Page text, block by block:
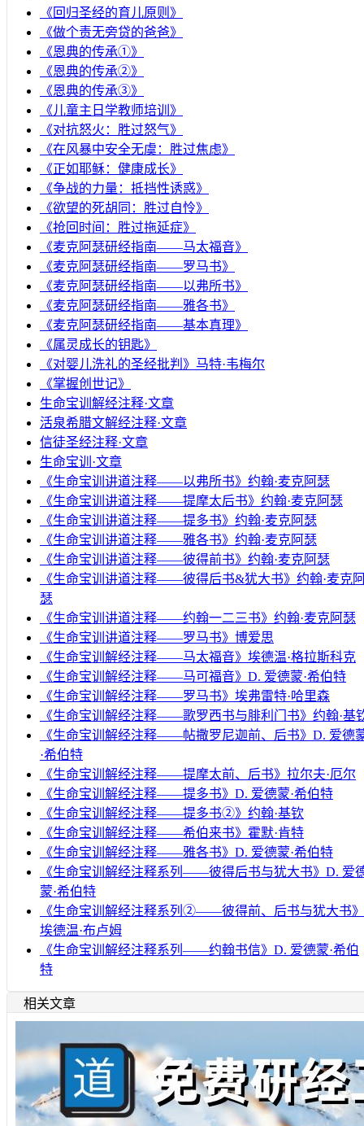
《回归圣经的育儿原则》
《做个责无旁贷的爸爸》
《恩典的传承①》
《恩典的传承②》
《恩典的传承③》
《儿童主日学教师培训》
《对抗怒火：胜过怒气》
《在风暴中安全无虞：胜过焦虑》
《正如耶稣：健康成长》
《争战的力量：抵挡性诱惑》
《欲望的死胡同：胜过自怜》
《抢回时间：胜过拖延症》
《麦克阿瑟研经指南——马太福音》
《麦克阿瑟研经指南——罗马书》
《麦克阿瑟研经指南——以弗所书》
《麦克阿瑟研经指南——雅各书》
《麦克阿瑟研经指南——基本真理》
《属灵成长的钥匙》
《对婴儿洗礼的圣经批判》马特·韦梅尔
《掌握创世记》
生命宝训解经注释·文章
活泉希腊文解经注释·文章
信徒圣经注释·文章
生命宝训·文章
《生命宝训讲道注释——以弗所书》约翰·麦克阿瑟
《生命宝训讲道注释——提摩太后书》约翰·麦克阿瑟
《生命宝训讲道注释——提多书》约翰·麦克阿瑟
《生命宝训讲道注释——雅各书》约翰·麦克阿瑟
《生命宝训讲道注释——彼得前书》约翰·麦克阿瑟
《生命宝训讲道注释——彼得后书&犹大书》约翰·麦克
瑟
《生命宝训讲道注释——约翰一二三书》约翰·麦克阿瑟
《生命宝训讲道注释——罗马书》博爱思
《生命宝训解经注释——马太福音》埃德温·格拉斯科克
《生命宝训解经注释——马可福音》D. 爱德蒙·希伯特
《生命宝训解经注释——罗马书》埃弗雷特·哈里森
《生命宝训解经注释——歌罗西书与腓利门书》约翰·基
《生命宝训解经注释——帖撒罗尼迦前、后书》D. 爱德
·希伯特
《生命宝训解经注释——提摩太前、后书》拉尔夫·厄尔
《生命宝训解经注释——提多书》D. 爱德蒙·希伯特
《生命宝训解经注释——提多书②》约翰·基钦
《生命宝训解经注释——希伯来书》霍默·肯特
《生命宝训解经注释——雅各书》D. 爱德蒙·希伯特
《生命宝训解经注释系列——彼得后书与犹大书》D. 爱
蒙·希伯特
《生命宝训解经注释系列②——彼得前、后书与犹大书》
埃德温·布卢姆
《生命宝训解经注释系列——约翰书信》D. 爱德蒙·希伯
特
相关文章